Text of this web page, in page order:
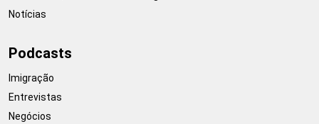
Notícias
Podcasts
Imigração
Entrevistas
Negócios